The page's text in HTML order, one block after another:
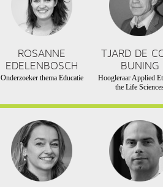
ROSANNE
EDELENBOSCH
Onderzoeker thema Educatie
TJARD DE
BUNING
Hoogleraar Applied
the Life